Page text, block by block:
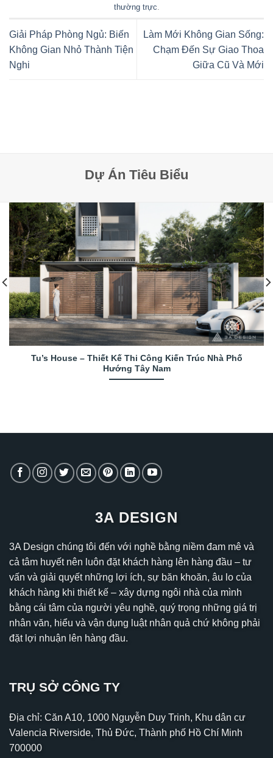
thường trực
Giải Pháp Phòng Ngủ: Biến
Không Gian Nhỏ Thành Tiện
Nghi
Làm Mới Không Gian Sống:
Chạm Đến Sự Giao Thoa
Giữa Cũ Và Mới
Dự Án Tiêu Biểu
Tu’s House – Thiết Kế Thi Công Kiến Trúc Nhà Phố
Hướng Tây Nam
3A DESIGN
3A Design chúng tôi đến với nghề bằng niềm đam mê và
cả tâm huyết nên luôn đặt khách hàng lên hàng đầu – tư
vấn và giải quyết những lợi ích, sự băn khoăn, âu lo của
khách hàng khi thiết kế – xây dựng ngôi nhà của mình
bằng cái tâm của người yêu nghề, quý trọng những giá trị
nhân văn, hiểu và vận dụng luật nhân quả chứ không phải
đặt lợi nhuận lên hàng đầu.
TRỤ SỞ CÔNG TY
Địa chỉ: Căn A10, 1000 Nguyễn Duy Trinh, Khu dân cư
Valencia Riverside, Thủ Đức, Thành phố Hồ Chí Minh
700000